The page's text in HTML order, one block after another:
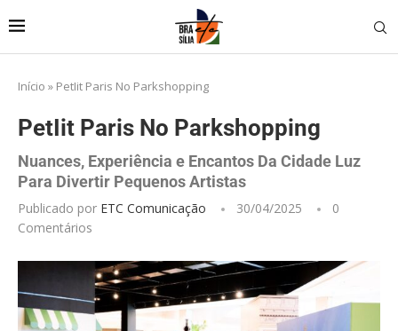
Início » PetIit Paris No Parkshopping
PetIit Paris No Parkshopping
Nuances, Experiência e Encantos Da Cidade Luz
Para Divertir Pequenos Artistas
Publicado por ETC Comunicação 30/04/2025
0
Comentários